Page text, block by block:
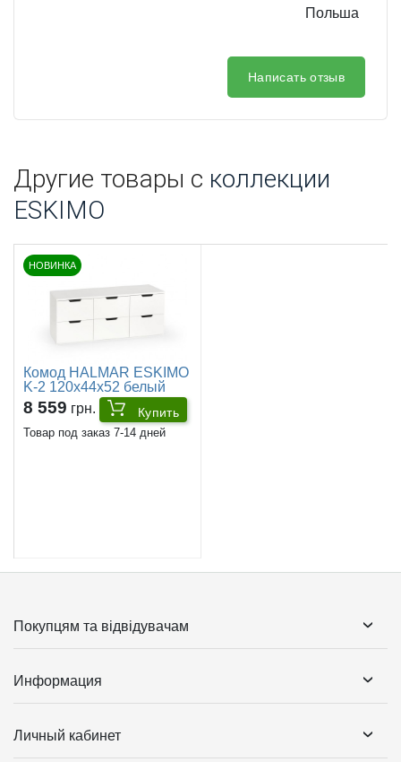
Польша
Написать отзыв
Другие товары с коллекции
ESKIMO
НОВИНКА
Комод HALMAR ESKIMO
K-2 120x44x52 белый
8 559 грн. Купить
Товар под заказ 7-14 дней
Покупцям та відвідувачам
Информация
Личный кабинет